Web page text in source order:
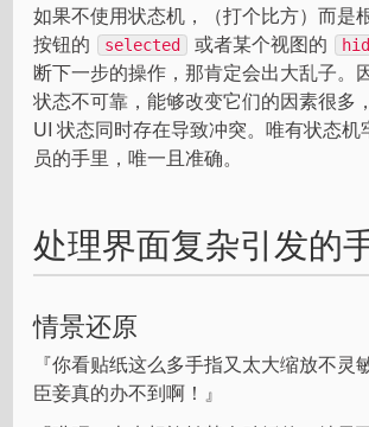
如果不使用状态机，（打个比方）而是
按钮的
selected 或者某个视图的
断下一步的操作，那肯定会出大乱子。
状态不可靠，能够改变它们的因素很多
UI 状态同时存在导致冲突。唯有状态机
员的手里，唯一且准确。
处理界面复杂引发的
情景还原
『你看贴纸这么多手指又太大缩放不灵
臣妾真的办不到啊！』